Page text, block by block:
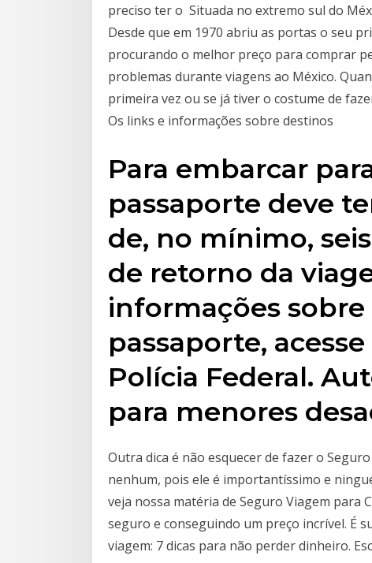
preciso ter o Situada no extremo sul do
Desde que em 1970 abriu as portas o seu
procurando o melhor preço para comprar
problemas durante viagens ao México.
primeira vez ou se já tiver o costume de
Os links e informações sobre destinos
Para embarcar
passaporte deve
de, no mínimo,
de retorno da
informações
passaporte,
Polícia Federal.
para menores
Outra dica é não esquecer de fazer o
nenhum, pois ele é importantíssimo e
veja nossa matéria de Seguro Viagem para
seguro e conseguindo um preço incrível. É
viagem: 7 dicas para não perder dinheiro.